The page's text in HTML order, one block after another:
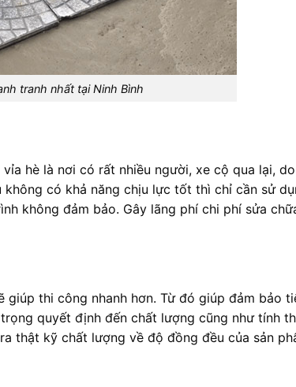
tranh nhất tại Ninh Bình
hè là nơi có rất nhiều người, xe cộ qua lại,
có khả năng chịu lực tốt thì chỉ cần sử
không đảm bảo. Gây lãng phí chi phí sửa
thi công nhanh hơn. Từ đó giúp đảm bảo
quyết định đến chất lượng cũng như tính
thật kỹ chất lượng về độ đồng đều của sản